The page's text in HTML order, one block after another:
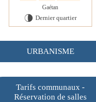
Gaétan
U Dernier quartier
URBANISME
Tarifs communaux -
Réservation de salles